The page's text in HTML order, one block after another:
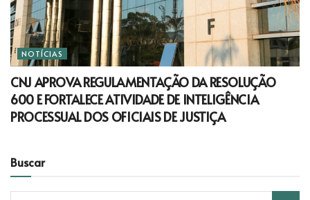
NOTÍCIAS
CNJ APROVA REGULAMENTAÇÃO DA RESOLUÇÃO
600 E FORTALECE ATIVIDADE DE INTELIGÊNCIA
PROCESSUAL DOS OFICIAIS DE JUSTIÇA
Buscar